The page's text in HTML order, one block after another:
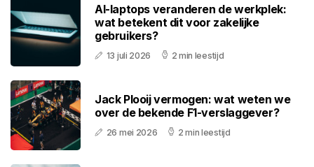
AI-laptops veranderen de werkplek:
wat betekent dit voor zakelijke
gebruikers?
13 juli 2026 2 min leestijd
Jack Plooij vermogen: wat weten we
over de bekende F1-verslaggever?
26 mei 2026 2 min leestijd